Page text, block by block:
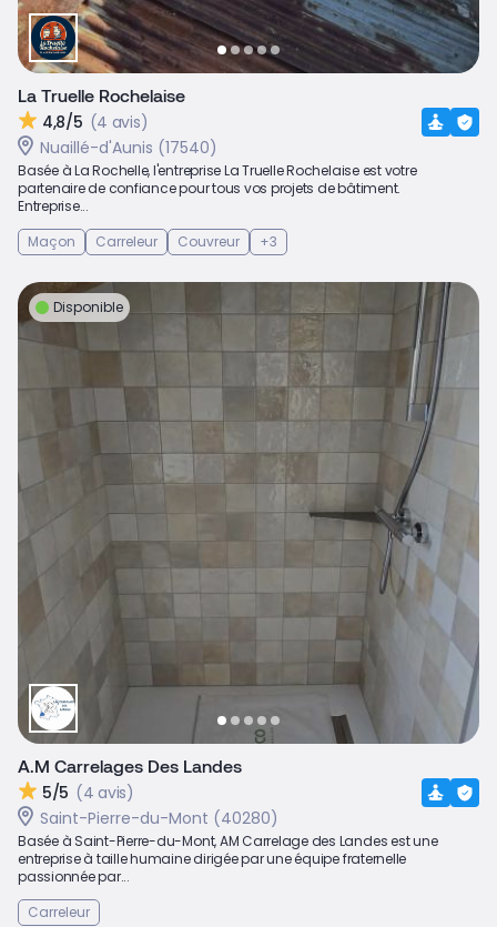
La Truelle Rochelaise
4,8/5 (4 avis)
Nuaillé-d'Aunis (17540)
Basée à La Rochelle, l'entreprise La Truelle Rochelaise est votre
partenaire de confiance pour tous vos projets de bâtiment.
Entreprise...
Maçon
Carreleur Couvreur +3
Disponible
A.M Carrelages Des Landes
5/5 (4 avis)
Saint-Pierre-du-Mont (40280)
Basée à Saint-Pierre-du-Mont, AM Carrelage des Landes est une
entreprise à taille humaine dirigée par une équipe fraternelle
passionnée par...
Carreleur